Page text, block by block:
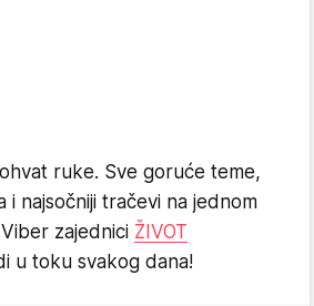
ruke. Sve goruće teme,
i najsočniji tračevi na jednom
zajednici ŽIVOT
u toku svakog dana!